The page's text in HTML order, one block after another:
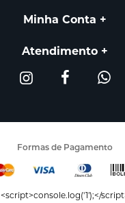
Minha Conta
Atendimento
Formas de Pagamento
<script>console.log('1');</